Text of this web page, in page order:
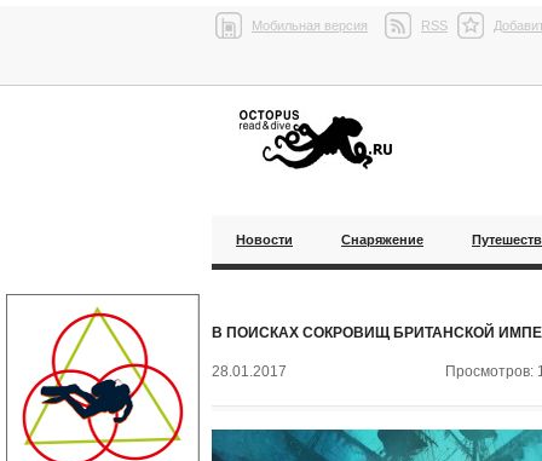
Мобильная версия RSS
Новости Снаряжение
В ПОИСКАХ СОКРОВИЩ БРИТАНСКОЙ
28.01.2017 Просмотров: